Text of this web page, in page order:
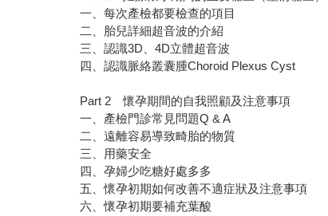
一、每次產檢都要檢查的項目
二、胎兒詳細超音波的介紹
三、認識3D、4D立體超音波
四、認識脈絡叢囊腫Choroid Plexus Cyst
Part 2 懷孕期間的自我照顧及注意事項
一、產檢門診常見問題Q & A
二、遠離容易導致畸胎的物質
三、用藥安全
四、孕婦少吃糖好處多多
五、懷孕初期如何改善不適症狀及注意事項
六、懷孕初期要補充葉酸